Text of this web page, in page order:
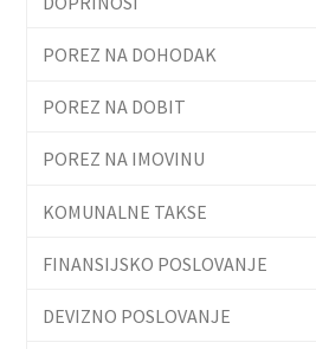
POREZ NA DOHODAK
POREZ NA DOBIT
POREZ NA IMOVINU
KOMUNALNE TAKSE
FINANSIJSKO POSLOVANJE
DEVIZNO POSLOVANJE